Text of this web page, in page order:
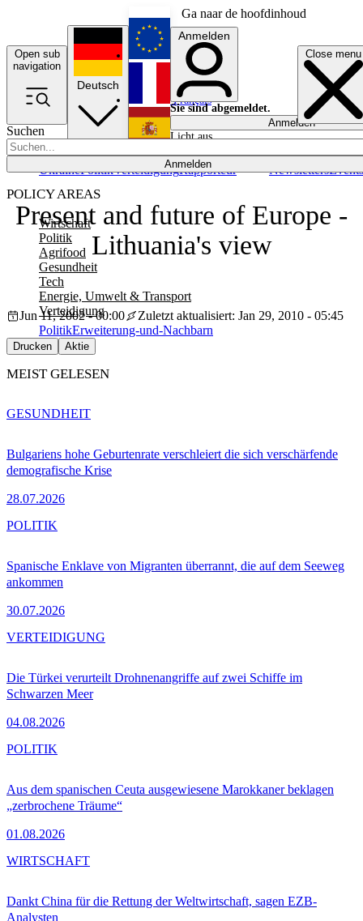
Ga naar de hoofdinhoud
Open sub
navigation
Close menu
Suchen
Anmelden
POLICY AREAS
Wirtschaft
Politik
Agrifood
Gesundheit
Tech
Energie, Umwelt & Transport
Verteidigung
UkrainePolitikVerteidigungRapporteur NewslettersEvents
Deutsch
English
Français
Anmelden
Sie sind abgemeldet.
Anmelden
Licht aus
Present and future of Europe -
Lithuania's view
Jun 11, 2002 - 00:00
Zuletzt aktualisiert: Jan 29, 2010 - 05:45
PolitikErweiterung-und-Nachbarn
Drucken Aktie
MEIST GELESEN
Bulgariens hohe Geburtenrate verschleiert die sich verschärfende
demografische Krise
28.07.2026
GESUNDHEIT
Spanische Enklave von Migranten überrannt, die auf dem Seeweg
ankommen
30.07.2026
POLITIK
Die Türkei verurteilt Drohnenangriffe auf zwei Schiffe im
Schwarzen Meer
04.08.2026
VERTEIDIGUNG
Aus dem spanischen Ceuta ausgewiesene Marokkaner beklagen
„zerbrochene Träume“
01.08.2026
POLITIK
Dankt China für die Rettung der Weltwirtschaft, sagen EZB-
Analysten
WIRTSCHAFT